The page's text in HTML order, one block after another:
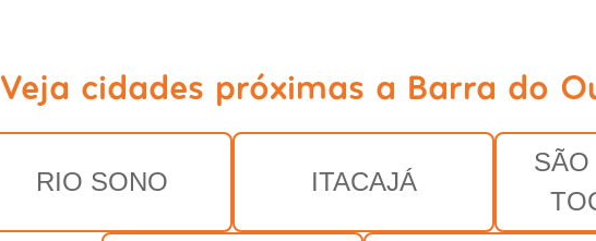
Veja cidades próximas a Barra do
RIO SONO ITACAJÁ